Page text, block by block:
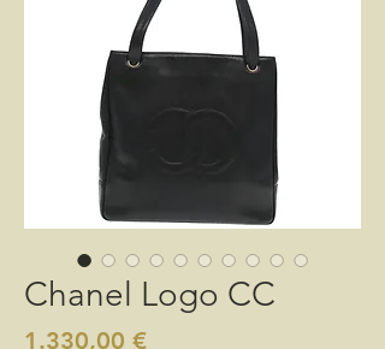
Chanel Logo CC
1.330,00 €Preis